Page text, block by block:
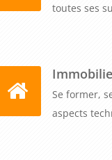
toutes ses
Se former,
aspects